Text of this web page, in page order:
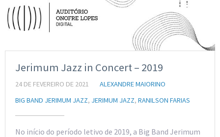
Jerimum Jazz in Concert – 2019
24 DE FEVEREIRO DE 2021
ALEXANDRE MAIORINO
BIG BAND JERIMUM JAZZ, JERIMUM JAZZ, RANILSON FARIAS
No início do período letivo de 2019, a Big Band Jerimum